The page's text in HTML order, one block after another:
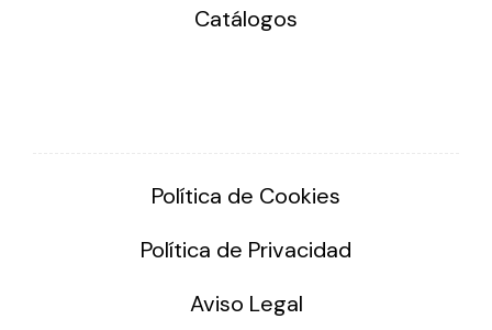
Catálogos
Política de Cookies
Política de Privacidad
Aviso Legal